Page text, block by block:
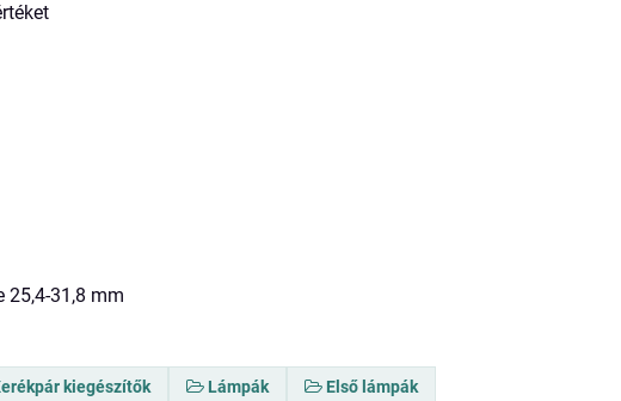
25,4-31,8 mm
kiegészítők Lámpák Első lámpák